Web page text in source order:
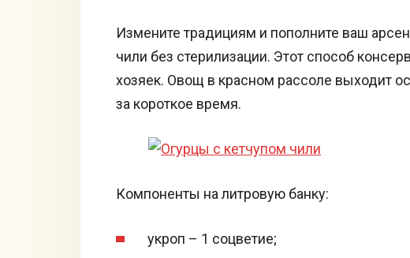
Измените традициям и пополните ваш
чили без стерилизации. Этот способ
хозяек. Овощ в красном рассоле выходит
за короткое время.
Компоненты на литровую банку:
укроп – 1 соцветие;